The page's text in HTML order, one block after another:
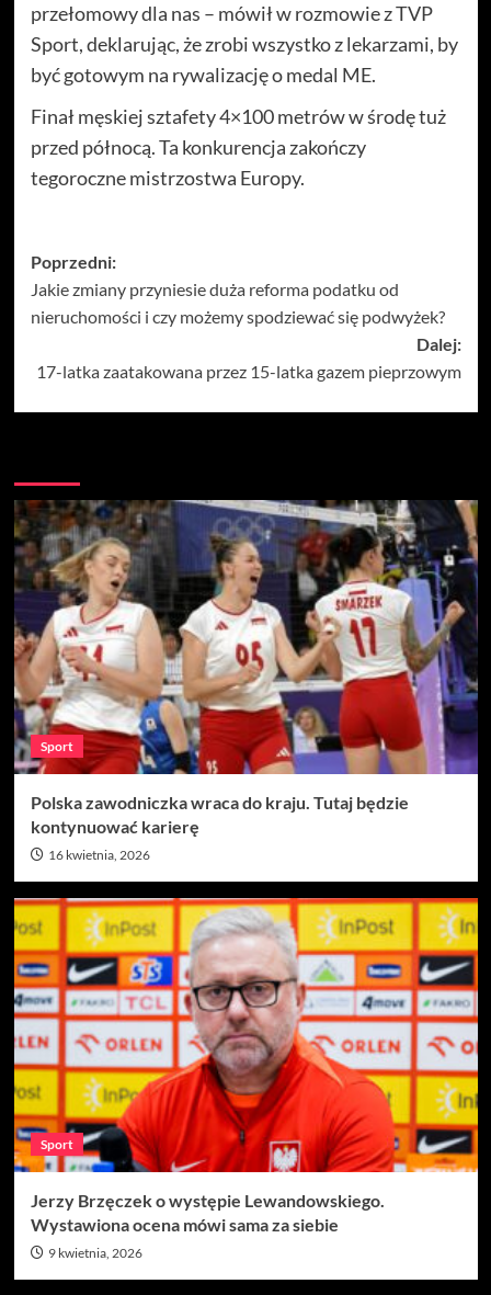
przełomowy dla nas – mówił w rozmowie z TVP
Sport, deklarując, że zrobi wszystko z lekarzami, by
być gotowym na rywalizację o medal ME.
Finał męskiej sztafety 4×100 metrów w środę tuż
przed północą. Ta konkurencja zakończy
tegoroczne mistrzostwa Europy.
Zobacz
wpisy
Poprzedni:
Jakie zmiany przyniesie duża reforma podatku od
nieruchomości i czy możemy spodziewać się podwyżek?
Dalej:
17-latka zaatakowana przez 15-latka gazem pieprzowym
Sport
Polska zawodniczka wraca do kraju. Tutaj będzie
kontynuować karierę
16 kwietnia, 2026
Sport
Jerzy Brzęczek o występie Lewandowskiego.
Wystawiona ocena mówi sama za siebie
9 kwietnia, 2026